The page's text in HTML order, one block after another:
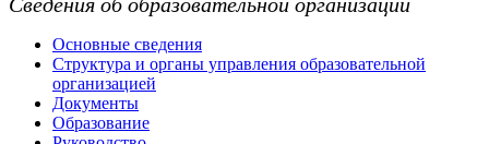
Основные сведения
Структура и органы управления образовательной
организацией
Документы
Образование